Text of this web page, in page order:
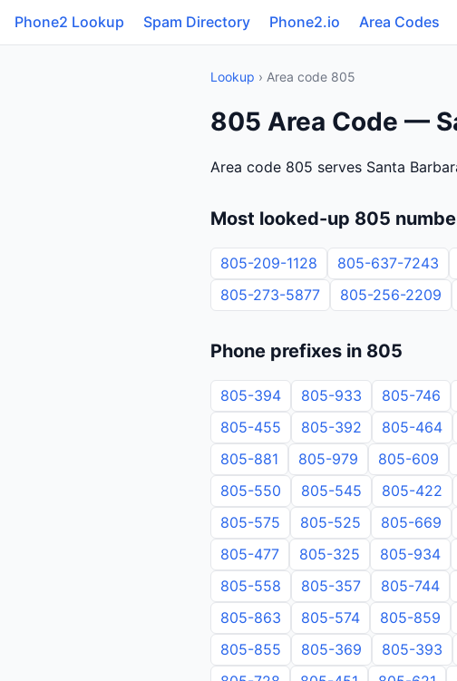
Phone2 Lookup Spam Directory Phone2.io Area Codes
Lookup › Area code 805
805 Area Code —
Area code 805 serves Santa
Most looked-up 805
805-209-1128 805-637-7243
805-273-5877
805-256-2209
Phone prefixes in 805
805-394 805-933 805-746
805-455
805-392 805-464
805-881
805-979 805-609
805-550
805-545 805-422
805-575
805-525 805-669
805-477
805-325 805-934
805-558
805-357 805-744
805-863
805-574 805-859
805-855
805-369 805-393